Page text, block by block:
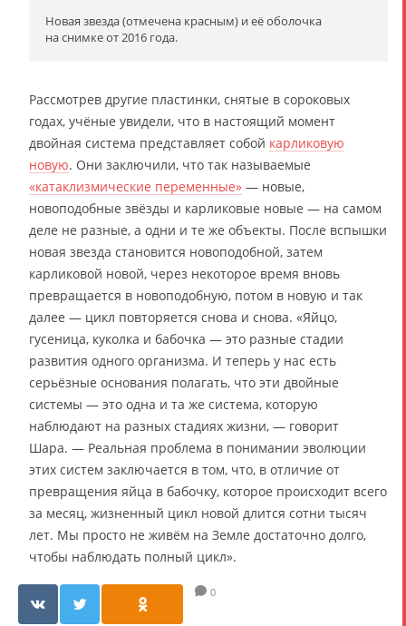
Новая звезда (отмечена красным) и её оболочка
на снимке от 2016 года.
Рассмотрев другие пластинки, снятые в сороковых
годах, учёные увидели, что в настоящий момент
двойная система представляет собой карликовую
новую. Они заключили, что так называемые
«катаклизмические переменные» — новые,
новоподобные звёзды и карликовые новые — на самом
деле не разные, а одни и те же объекты. После вспышки
новая звезда становится новоподобной, затем
карликовой новой, через некоторое время вновь
превращается в новоподобную, потом в новую и так
далее — цикл повторяется снова и снова. «Яйцо,
гусеница, куколка и бабочка — это разные стадии
развития одного организма. И теперь у нас есть
серьёзные основания полагать, что эти двойные
системы — это одна и та же система, которую
наблюдают на разных стадиях жизни, — говорит
Шара. — Реальная проблема в понимании эволюции
этих систем заключается в том, что, в отличие от
превращения яйца в бабочку, которое происходит всего
за месяц, жизненный цикл новой длится сотни тысяч
лет. Мы просто не живём на Земле достаточно долго,
чтобы наблюдать полный цикл».
0